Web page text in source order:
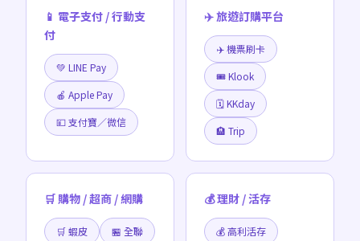
📱 電子支付 / 行動支
付
💚 LINE Pay
🍎 Apple Pay
💴 支付寶／微信
✈️ 旅遊訂購平台
✈️ 機票刷卡
🎟️ Klook
🗓️ KKday
🏨 Trip
🛒 購物 / 超商 / 網購
🛒 蝦皮
🏪 全聯
💰 理財 / 活存
💰 高利活存